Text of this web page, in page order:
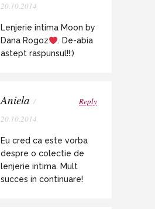
20.10.2014
Lenjerie intima Moon by
Dana Rogoz
. De-abia
astept raspunsul!!:)
Aniela /
20.10.2014
Reply
Eu cred ca este vorba
despre o colectie de
lenjerie intima. Mult
succes in continuare!